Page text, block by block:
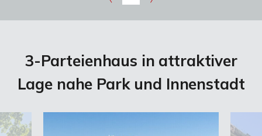
3-Parteienhaus in attraktiver
Lage nahe Park und Innenstadt